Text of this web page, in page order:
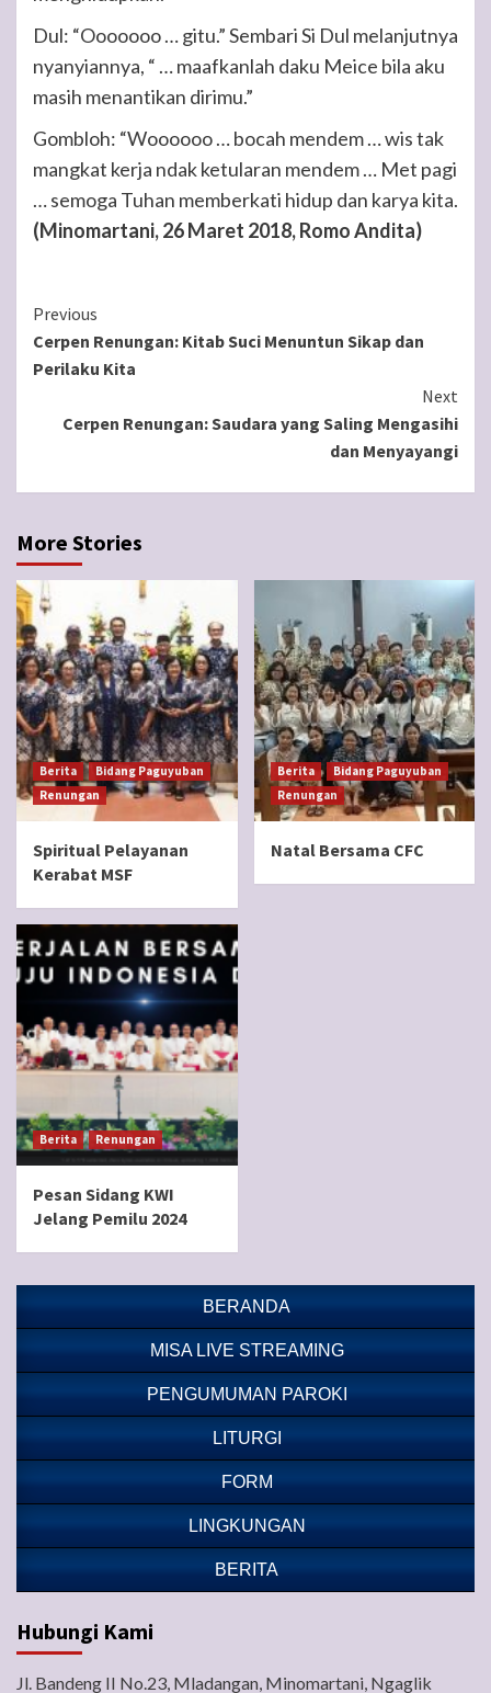
Dul: “Ooooooo … gitu.” Sembari Si Dul melanjutnya
nyanyiannya, “ … maafkanlah daku Meice bila aku
masih menantikan dirimu.”
Gombloh: “Woooooo … bocah mendem … wis tak
mangkat kerja ndak ketularan mendem … Met pagi
… semoga Tuhan memberkati hidup dan karya kita.
(Minomartani, 26 Maret 2018, Romo Andita)
Continue
Reading
Previous
Cerpen Renungan: Kitab Suci Menuntun Sikap dan
Perilaku Kita
Next
Cerpen Renungan: Saudara yang Saling Mengasihi
dan Menyayangi
More Stories
Berita
Bidang Paguyuban
Renungan
Spiritual Pelayanan
Kerabat MSF
Berita
Bidang Paguyuban
Renungan
Natal Bersama CFC
Berita Renungan
Pesan Sidang KWI
Jelang Pemilu 2024
BERANDA
MISA LIVE STREAMING
PENGUMUMAN PAROKI
LITURGI
FORM
LINGKUNGAN
BERITA
Hubungi Kami
Jl. Bandeng II No.23, Mladangan, Minomartani, Ngaglik